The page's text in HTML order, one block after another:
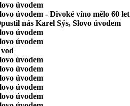
úvodem
úvodem - Divoké víno mělo 60 let
nás Karel Sýs, Slovo úvodem
úvodem
úvodem
úvodem
úvodem
úvodem
úvodem
úvodem